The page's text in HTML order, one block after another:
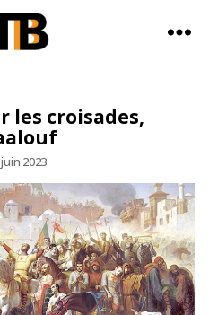
Bag
-
Média
d'information
quotidienne
les croisades,
2023